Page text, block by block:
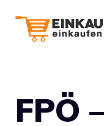
Inhalt
FPÖ